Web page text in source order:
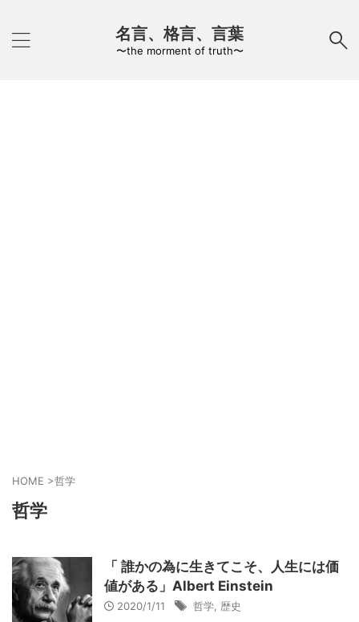
名言、格言、言葉
〜the morment of truth〜
HOME >哲学
哲学
「 誰かの為に生きてこそ、人生には価
値がある」Albert Einstein
2020/1/11 哲学 歴史